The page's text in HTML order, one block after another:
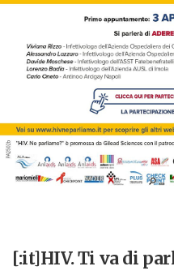
[:it]HIV. Ti va di